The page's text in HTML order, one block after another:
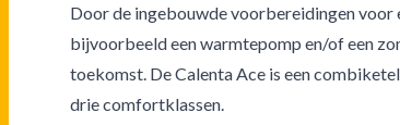
Door de ingebouwde voorbereidingen voor
bijvoorbeeld een warmtepomp en/of een
toekomst. De Calenta Ace is een
drie comfortklassen.